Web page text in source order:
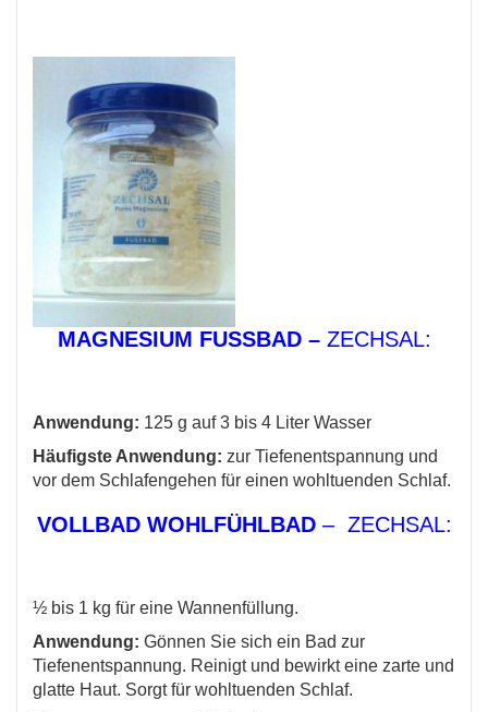
MAGNESIUM FUSSBAD – ZECHSAL:
Anwendung: 125 g auf 3 bis 4 Liter Wasser
Häufigste Anwendung: zur Tiefenentspannung und
vor dem Schlafengehen für einen wohltuenden Schlaf.
VOLLBAD WOHLFÜHLBAD– ZECHSAL:
½ bis 1 kg für eine Wannenfüllung.
Anwendung: Gönnen Sie sich ein Bad zur
Tiefenentspannung. Reinigt und bewirkt eine zarte und
glatte Haut. Sorgt für wohltuenden Schlaf.